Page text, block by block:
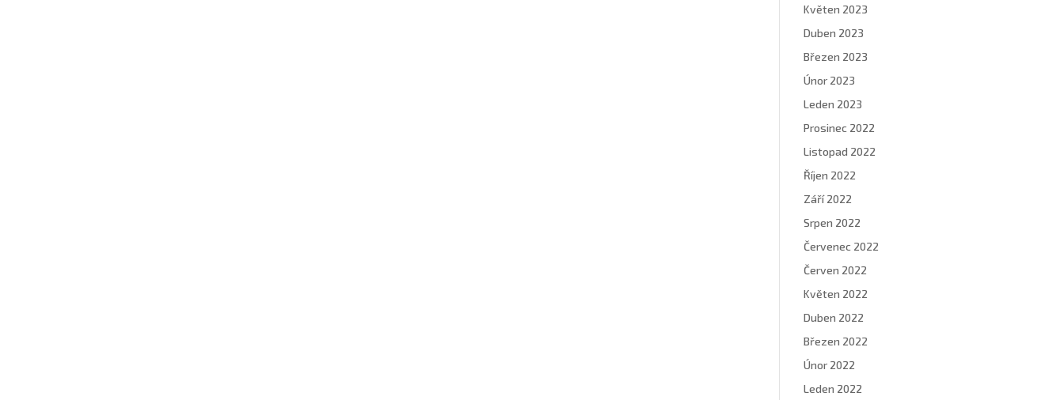
Květen 2023
Duben 2023
Březen 2023
Únor 2023
Leden 2023
Prosinec 2022
Listopad 2022
Říjen 2022
Září 2022
Srpen 2022
Červenec 2022
Červen 2022
Květen 2022
Duben 2022
Březen 2022
Únor 2022
Leden 2022